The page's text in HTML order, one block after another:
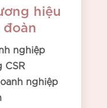
hiệu
nghiệp
CSR
nghiệp